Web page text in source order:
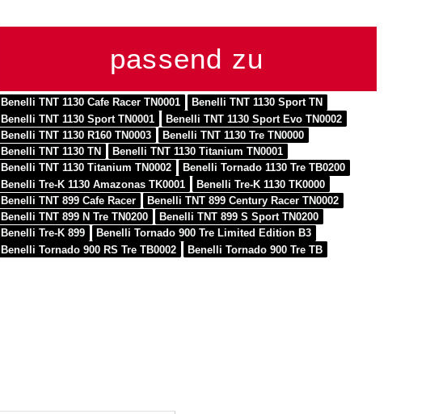
passend zu
Benelli TNT 1130 Cafe Racer TN0001
Benelli TNT 1130 Sport TN
Benelli TNT 1130 Sport TN0001
Benelli TNT 1130 Sport Evo TN0002
Benelli TNT 1130 R160 TN0003
Benelli TNT 1130 Tre TN0000
Benelli TNT 1130 TN
Benelli TNT 1130 Titanium TN0001
Benelli TNT 1130 Titanium TN0002
Benelli Tornado 1130 Tre TB0200
Benelli Tre-K 1130 Amazonas TK0001
Benelli Tre-K 1130 TK0000
Benelli TNT 899 Cafe Racer
Benelli TNT 899 Century Racer TN0002
Benelli TNT 899 N Tre TN0200
Benelli TNT 899 S Sport TN0200
Benelli Tre-K 899
Benelli Tornado 900 Tre Limited Edition B3
Benelli Tornado 900 RS Tre TB0002
Benelli Tornado 900 Tre TB